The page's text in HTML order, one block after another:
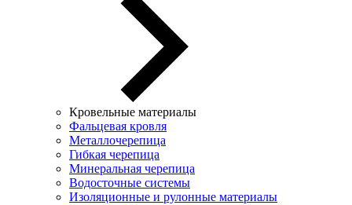
Кровельные материалы
Фальцевая кровля
Металлочерепица
Гибкая черепица
Минеральная черепица
Водосточные системы
Изоляционные и рулонные материалы